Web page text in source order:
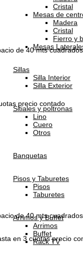
Cristal
Mesas de
Madera
Cristal
Fierro y
Mesas
Sillas
Silla Interior
Silla Exterior
Sitiales y poltronas
Lino
Cuero
Otros
Banquetas
Pisos y Taburetes
Pisos
Taburetes
Arrimos y Buffet
Arrimos
Buffet
Rack TV
de 40 mts
precio contado
de 40 mts
en 3 cuotas precio